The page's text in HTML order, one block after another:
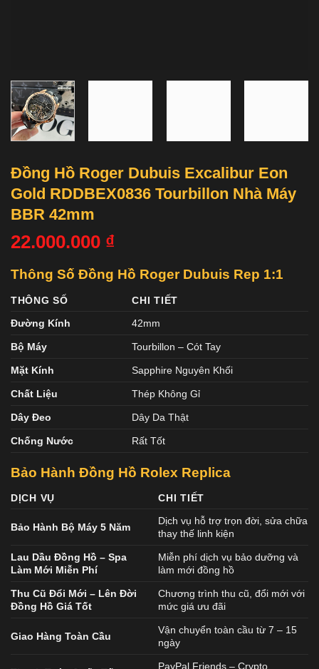
Đồng Hồ Roger Dubuis Excalibur Eon
Gold RDDBEX0836 Tourbillon Nhà Máy
BBR 42mm
22.000.000 ₫
Thông Số Đồng Hồ Roger Dubuis Rep 1:1
THÔNG SỐ
CHI TIẾT
Đường Kính
42mm
Bộ Máy Tourbillon – Cót Tay
Mặt Kính Sapphire Nguyên Khối
Chất Liệu Thép Không Gỉ
Dây Đeo Dây Da Thật
Chống Nước Rất Tốt
Bảo Hành Đồng Hồ Rolex Replica
DỊCH VỤ CHI TIẾT
Bảo Hành Bộ Máy 5 Năm
Dịch vụ hỗ trợ trọn đời, sửa chữa
thay thế linh kiện
Lau Dầu Đồng Hồ – Spa
Làm Mới Miễn Phí
Miễn phí dịch vụ bảo dưỡng và
làm mới đồng hồ
Thu Cũ Đổi Mới – Lên Đời
Đồng Hồ Giá Tốt
Chương trình thu cũ, đổi mới với
mức giá ưu đãi
Giao Hàng Toàn Cầu
Vận chuyển toàn cầu từ 7 – 15
ngày
PayPal Friends – Crypto